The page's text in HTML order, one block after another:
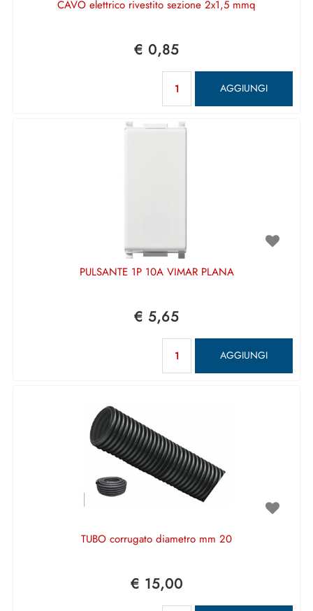
CAVO elettrico rivestito sezione 2x1,5 mmq
€ 0,85
AGGIUNGI
PULSANTE 1P 10A VIMAR PLANA
€ 5,65
AGGIUNGI
TUBO corrugato diametro mm 20
€ 15,00